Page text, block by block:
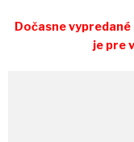
Dočasne
je pre